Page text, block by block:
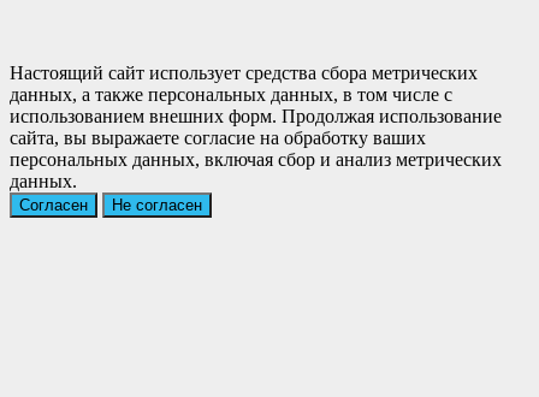
Настоящий сайт использует средства сбора метрических
данных, а также персональных данных, в том числе с
использованием внешних форм. Продолжая использование
сайта, вы выражаете согласие на обработку ваших
персональных данных, включая сбор и анализ метрических
данных.
Согласен Не согласен